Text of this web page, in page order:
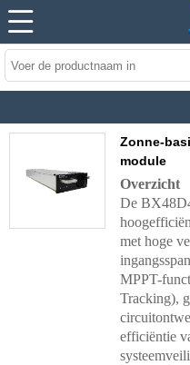
Zonne-
module
Overzicht
De
met hoge
MPPT-
Tracking),
efficiëntie